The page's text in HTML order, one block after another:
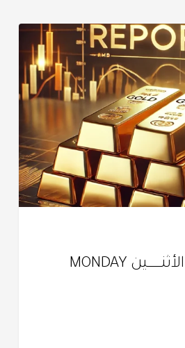
الذهب – ليوم الأثنــــــــــين MONDAY